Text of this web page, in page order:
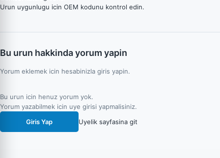
Urun uygunlugu icin OEM kodunu kontrol edin.
Bu urun hakkinda yorum yapin
Yorum eklemek icin hesabinizla giris yapin.
Bu urun icin henuz yorum yok.
Yorum yazabilmek icin uye girisi yapmalisiniz.
Giris Yap
Uyelik sayfasina git